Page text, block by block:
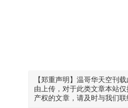
【郑重声明】温哥华天空刊
由上传，对于此类文章本站
产权的文章，请及时与我们